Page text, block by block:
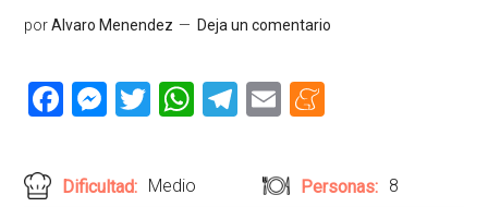
porAlvaro Menendez Deja un comentario
Facebook
Messenger
Twitter
WhatsApp
Telegram
Email
Dificultad: Medio Personas:
8